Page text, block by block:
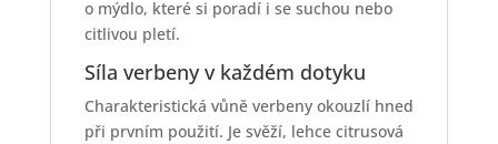
o mýdlo, které si poradí i se suchou nebo
citlivou pletí.
Síla verbeny v každém dotyku
Charakteristická vůně verbeny okouzlí hned
při prvním použití. Je svěží, lehce citrusová